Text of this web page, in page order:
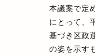
本議案で定
にとって、
基づき区政
の姿を示す